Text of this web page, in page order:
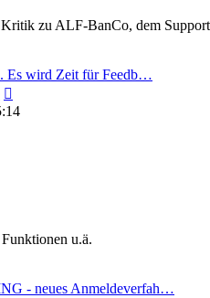
zu ALF-BanCo, dem
Es wird Zeit für Feedb…
Beitrag
u.ä.
- neues Anmeldeverfah…